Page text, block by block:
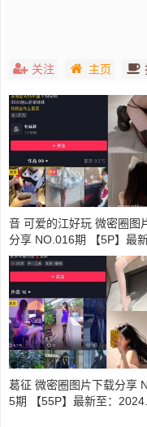
关注 主页
音 可爱的江好玩 微密圈图
分享 NO.016期 【5P】最
024.9.6
葛征 微密圈图片下载分享
5期 【55P】最新至：